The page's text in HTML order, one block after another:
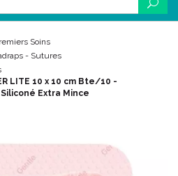
Soins
- Sutures
LITE 10 x 10 cm Bte/10 -
Extra Mince